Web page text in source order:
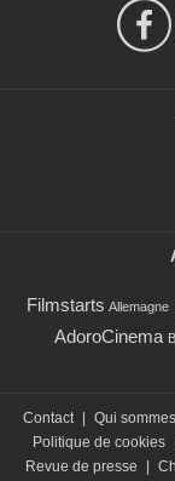
Filmstarts Allemagne
AdoroCinema
Contact | Qui
Politique de cookies
Revue de presse
|